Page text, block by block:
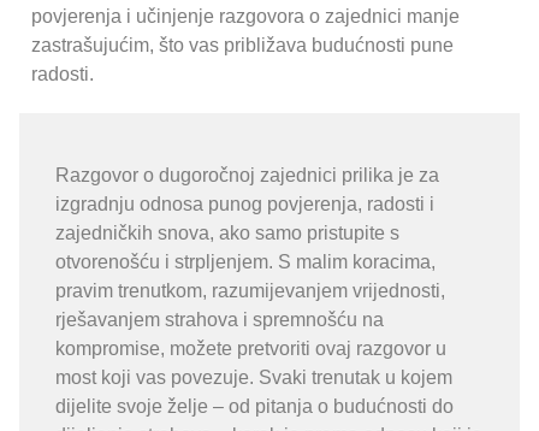
povjerenja i učinjenje razgovora o zajednici manje
zastrašujućim, što vas približava budućnosti pune
radosti.
Razgovor o dugoročnoj zajednici prilika je za
izgradnju odnosa punog povjerenja, radosti i
zajedničkih snova, ako samo pristupite s
otvorenošću i strpljenjem. S malim koracima,
pravim trenutkom, razumijevanjem vrijednosti,
rješavanjem strahova i spremnošću na
kompromise, možete pretvoriti ovaj razgovor u
most koji vas povezuje. Svaki trenutak u kojem
dijelite svoje želje – od pitanja o budućnosti do